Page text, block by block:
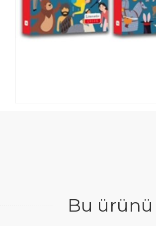
Bu ürünü